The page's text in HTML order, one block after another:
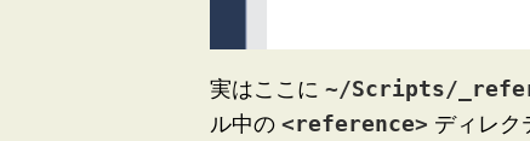
実はここに ~/Scripts/
ル中の <reference> ディレク